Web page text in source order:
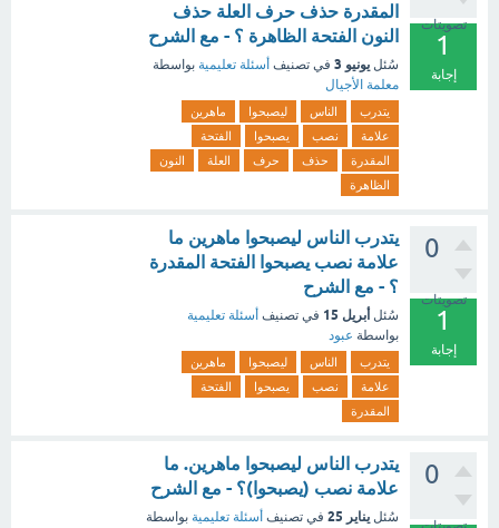
تصويتات
1
إجابة
المقدرة حذف حرف العلة حذف
النون الفتحة الظاهرة ؟ - مع الشرح
سُئل يونيو 3 في تصنيف أسئلة تعليمية بواسطة
معلمة الأجيال
يتدرب الناس ليصبحوا
ماهرين
علامة
نصب يصبحوا
الفتحة
المقدرة
حذف حرف العلة
النون
الظاهرة
0
تصويتات
1
إجابة
يتدرب الناس ليصبحوا ماهرين ما
علامة نصب يصبحوا الفتحة المقدرة
؟ - مع الشرح
سُئل أبريل 15 في تصنيف أسئلة تعليمية
بواسطة عبود
يتدرب الناس ليصبحوا
ماهرين
علامة
نصب يصبحوا
الفتحة
المقدرة
0
يتدرب الناس ليصبحوا ماهرين. ما
علامة نصب (يصبحوا)؟ - مع الشرح
سُئل يناير 25 في تصنيف أسئلة تعليمية بواسطة